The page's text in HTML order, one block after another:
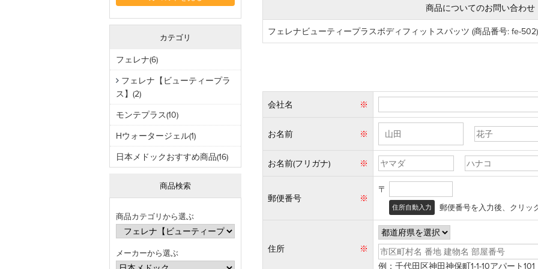
カテゴリ
フェレナ(6)
フェレナ【ビューティープラ
ス】(2)
モンテプラス(10)
Hウォータージェル(1)
日本メドックおすすめ商品(16)
商品検索
商品カテゴリから選ぶ
メーカーから選ぶ
商品についてのお問い合わせ
フェレナビューティープラスボディフィットスパッツ (商品番号: fe-502)
会社名 ※
お名前 ※
お名前(フリガナ) ※
郵便番号 ※
〒
住所自動入力 郵便番号を入力後、クリッ
住所
※
例：千代田区神田神保町1-1-10アパート101